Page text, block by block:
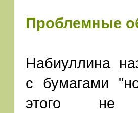
Проблемные
Набиуллина
с бумагами
этого не